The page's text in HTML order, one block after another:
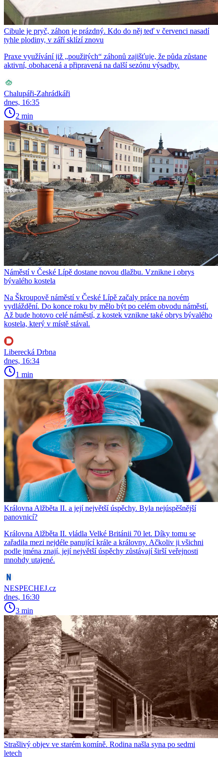
Cibule je pryč, záhon je prázdný. Kdo do něj teď v červenci nasadí
tyhle plodiny, v září sklízí znovu
Praxe využívání již „použitých“ záhonů zajišťuje, že půda zůstane
aktivní, obohacená a připravená na další sezónu výsadby.
Chalupáři-Zahrádkáři
dnes, 16:35
2 min
Náměstí v České Lípě dostane novou dlažbu. Vznikne i obrys
bývalého kostela
Na Škroupově náměstí v České Lípě začaly práce na novém
vydláždění. Do konce roku by mělo být po celém obvodu náměstí.
Až bude hotovo celé náměstí, z kostek vznikne také obrys bývalého
kostela, který v místě stával.
Liberecká Drbna
dnes, 16:34
1 min
Královna Alžběta II. a její největší úspěchy. Byla nejúspěšnější
panovnicí?
Královna Alžběta II. vládla Velké Británii 70 let. Díky tomu se
zařadila mezi nejdéle panující krále a královny. Ačkoliv ji všichni
podle jména znají, její největší úspěchy zůstávají širší veřejnosti
mnohdy utajené.
NESPECHEJ.cz
dnes, 16:30
3 min
Strašlivý objev ve starém komíně. Rodina našla syna po sedmi
letech